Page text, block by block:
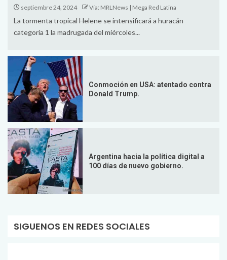
septiembre 24, 2024 Vía: MRLNews | Mega Red Latina
La tormenta tropical Helene se intensificará a huracán
categoría 1 la madrugada del miércoles...
Conmoción en USA: atentado contra
Donald Trump.
Argentina hacia la política digital a
100 días de nuevo gobierno.
SIGUENOS EN REDES SOCIALES